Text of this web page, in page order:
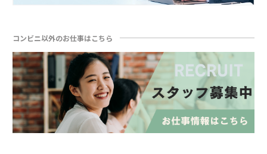
コンビニ以外のお仕事はこちら